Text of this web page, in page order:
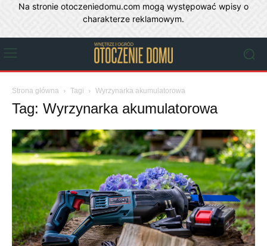
Na stronie otoczeniedomu.com mogą występować wpisy o
charakterze reklamowym.
Strona główna Tagi Wyrzynarka akumulatorowa
Tag: Wyrzynarka akumulatorowa